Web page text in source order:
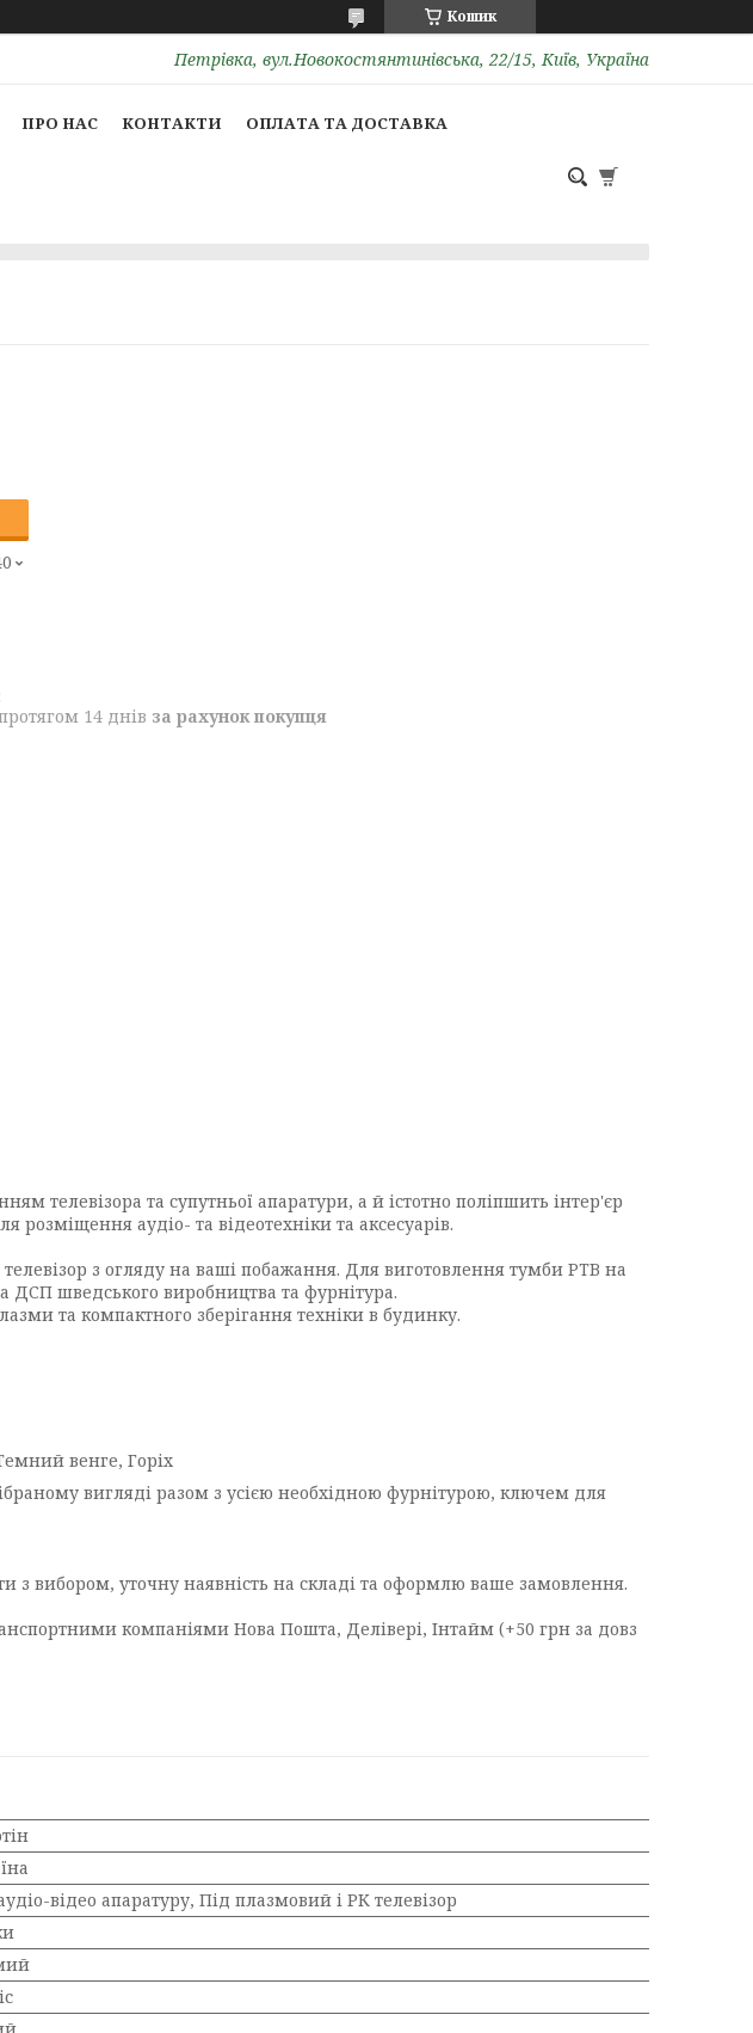
Кошик
Петрівка, вул.Новокостянтинівська, 22/15, Київ, Україна
ПРО НАС КОНТАКТИ ОПЛАТА ТА ДОСТАВКА
14 днів за рахунок покупця
телевізора та супутньої апаратури, а й істотно поліпшить інтер'єр
аудіо- та відеотехніки та аксесуарів.
з огляду на ваші побажання. Для виготовлення тумби PTB на
ДСП шведського виробництва та фурнітура.
та компактного зберігання техніки в будинку.
венге, Горіх
вигляді разом з усією необхідною фурнітурою, ключем для
з вибором, уточну наявність на складі та оформлю ваше замовлення.
компаніями Нова Пошта, Делівері, Інтайм (+50 грн за довз
відео апаратуру, Під плазмовий і РК телевізор